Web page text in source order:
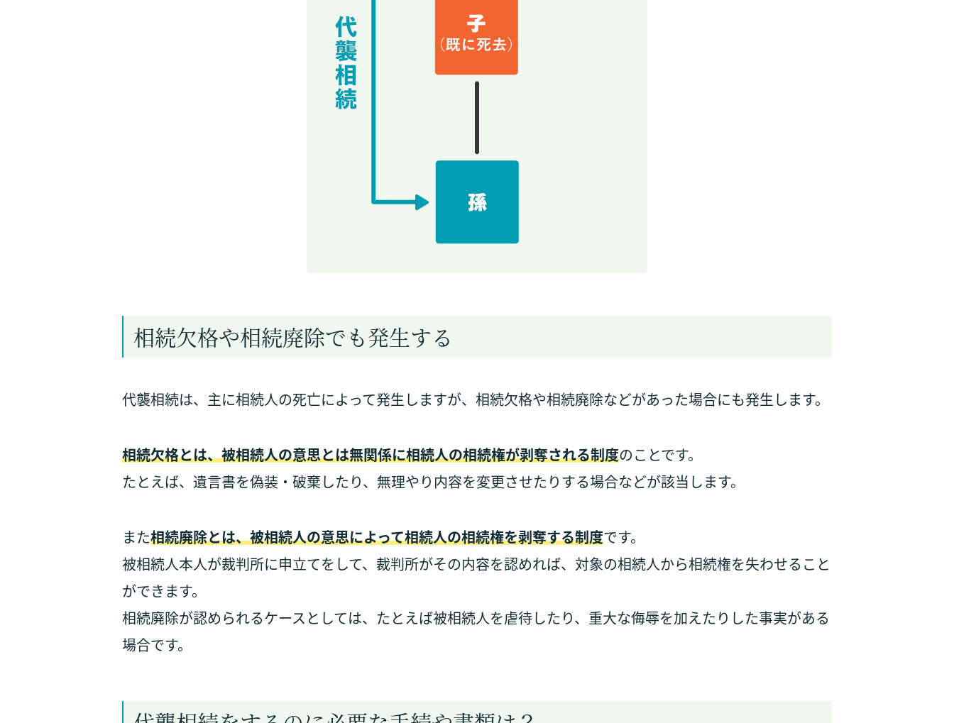
相続欠格や相続廃除でも発生する
代襲相続は、主に相続人の死亡によって発生しますが、相続欠格や相続廃除などがあった場合にも発生します。
相続欠格とは、被相続人の意思とは無関係に相続人の相続権が剥奪される制度のことです。
たとえば、遺言書を偽装・破棄したり、無理やり内容を変更させたりする場合などが該当します。
また相続廃除とは、被相続人の意思によって相続人の相続権を剥奪する制度です。
被相続人本人が裁判所に申立てをして、裁判所がその内容を認めれば、対象の相続人から相続権を失わせること
ができます。
相続廃除が認められるケースとしては、たとえば被相続人を虐待したり、重大な侮辱を加えたりした事実がある
場合です。